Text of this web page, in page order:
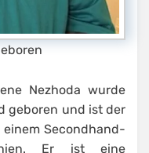
Nezhoda wurde
geboren und ist der
Secondhand-
Er ist eine